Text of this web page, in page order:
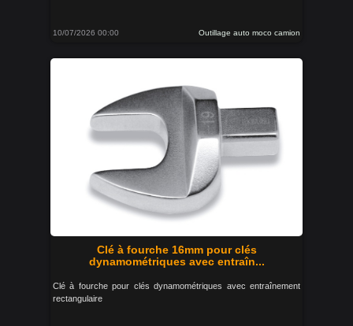
10/07/2026 00:00 Outillage auto moco camion
Clé à fourche 16mm pour clés
dynamométriques avec entraîn...
Clé à fourche pour clés dynamométriques avec entraînement
rectangulaire